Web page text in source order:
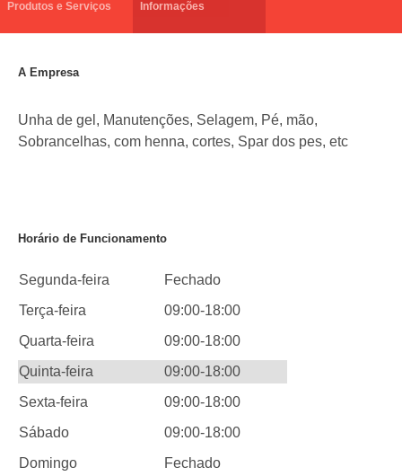
Produtos e Serviços Informações
A Empresa
Unha de gel, Manutenções, Selagem, Pé, mão,
Sobrancelhas, com henna, cortes, Spar dos pes, etc
Horário de Funcionamento
Segunda-feira
Fechado
Terça-feira
09:00-18:00
Quarta-feira
09:00-18:00
Quinta-feira
09:00-18:00
Sexta-feira
09:00-18:00
Sábado
09:00-18:00
Domingo
Fechado